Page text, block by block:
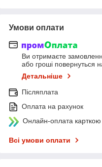
Умови оплати
Ви отримаєте
або гроші повернуться
Детальніше
Післяплата
Оплата на рахунок
Онлайн-оплата
Всі умови оплати